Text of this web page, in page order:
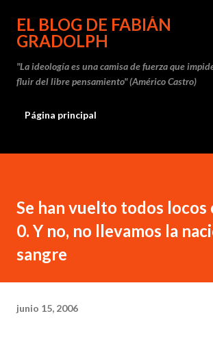
Ir al contenido principal
EL BLOG DE FABIÁN
GRADOLPH
"La ideología es una camisa de fuerza que
fluir del libre pensamiento" (Américo Castro)
Página principal
Se han vuelto todos locos
0. Y no, no llevamos la
sangre
junio 15, 2006